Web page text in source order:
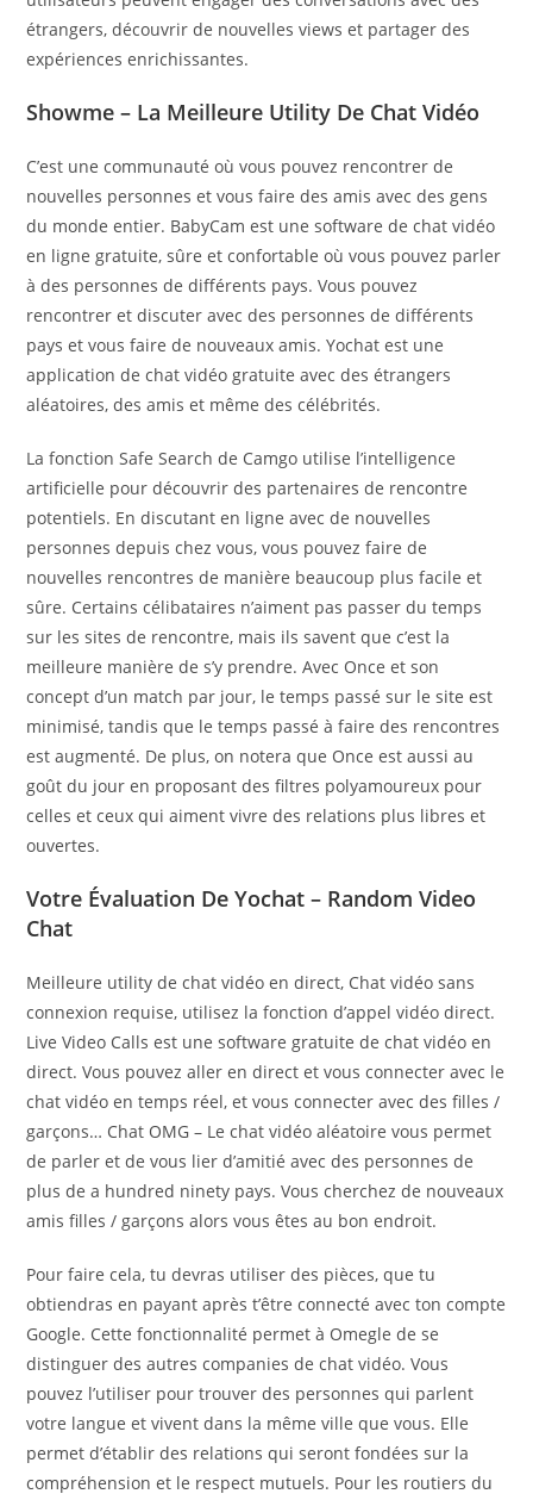
étrangers, découvrir de nouvelles views et partager des
expériences enrichissantes.
Showme – La Meilleure Utility De Chat Vidéo
C’est une communauté où vous pouvez rencontrer de
nouvelles personnes et vous faire des amis avec des gens
du monde entier. BabyCam est une software de chat vidéo
en ligne gratuite, sûre et confortable où vous pouvez parler
à des personnes de différents pays. Vous pouvez
rencontrer et discuter avec des personnes de différents
pays et vous faire de nouveaux amis. Yochat est une
application de chat vidéo gratuite avec des étrangers
aléatoires, des amis et même des célébrités.
La fonction Safe Search de Camgo utilise l’intelligence
artificielle pour découvrir des partenaires de rencontre
potentiels. En discutant en ligne avec de nouvelles
personnes depuis chez vous, vous pouvez faire de
nouvelles rencontres de manière beaucoup plus facile et
sûre. Certains célibataires n’aiment pas passer du temps
sur les sites de rencontre, mais ils savent que c’est la
meilleure manière de s’y prendre. Avec Once et son
concept d’un match par jour, le temps passé sur le site est
minimisé, tandis que le temps passé à faire des rencontres
est augmenté. De plus, on notera que Once est aussi au
goût du jour en proposant des filtres polyamoureux pour
celles et ceux qui aiment vivre des relations plus libres et
ouvertes.
Votre Évaluation De Yochat – Random Video
Chat
Meilleure utility de chat vidéo en direct, Chat vidéo sans
connexion requise, utilisez la fonction d’appel vidéo direct.
Live Video Calls est une software gratuite de chat vidéo en
direct. Vous pouvez aller en direct et vous connecter avec le
chat vidéo en temps réel, et vous connecter avec des filles /
garçons… Chat OMG – Le chat vidéo aléatoire vous permet
de parler et de vous lier d’amitié avec des personnes de
plus de a hundred ninety pays. Vous cherchez de nouveaux
amis filles / garçons alors vous êtes au bon endroit.
Pour faire cela, tu devras utiliser des pièces, que tu
obtiendras en payant après t’être connecté avec ton compte
Google. Cette fonctionnalité permet à Omegle de se
distinguer des autres companies de chat vidéo. Vous
pouvez l’utiliser pour trouver des personnes qui parlent
votre langue et vivent dans la même ville que vous. Elle
permet d’établir des relations qui seront fondées sur la
compréhension et le respect mutuels. Pour les routiers du